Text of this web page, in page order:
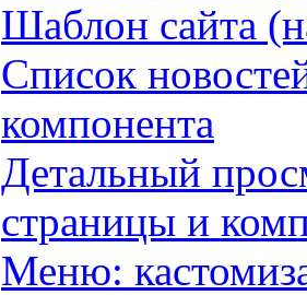
Шаблон сайта
Список
компонента
Детальный
страницы и
Меню: